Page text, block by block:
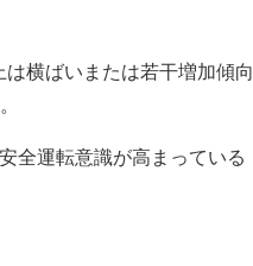
横ばいまたは若干増加傾向
全運転意識が高まっている